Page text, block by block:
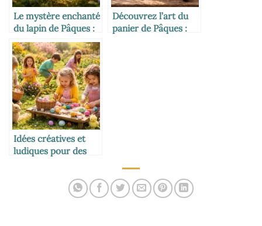
Le mystère enchanté
du lapin de Pâques :
symbole et traditions
Découvrez l’art du
panier de Pâques :
Idées créatives et
ludiques pour des